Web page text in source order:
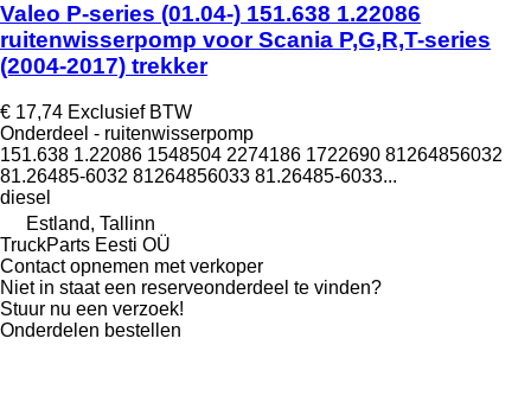
Valeo P-series (01.04-) 151.638 1.22086
ruitenwisserpomp voor Scania P,G,R,T-series
(2004-2017) trekker
€ 17,74 Exclusief BTW
Onderdeel - ruitenwisserpomp
151.638 1.22086 1548504 2274186 1722690 81264856032
81.26485-6032 81264856033 81.26485-6033...
diesel
Estland, Tallinn
TruckParts Eesti OÜ
Contact opnemen met verkoper
Niet in staat een reserveonderdeel te vinden?
Stuur nu een verzoek!
Onderdelen bestellen